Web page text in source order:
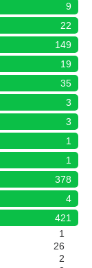
9
22
149
19
35
3
3
1
1
378
4
421
1
26
2